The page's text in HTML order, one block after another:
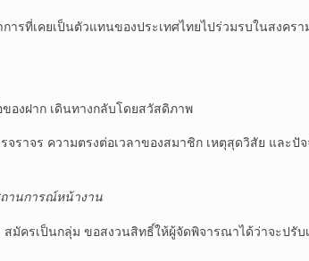
รที่เคยเป็นตัวแทนของประเทศไทยไปร่วมรบในสงครา
องฝาก เดินทางกลับโดยสวัสดิภาพ
ราจร ความตรงต่อเวลาของสมาชิก เหตุสุดวิสัย และปั
ถานการณ์หน้างาน
มัครเป็นกลุ่ม ขอสงวนสิทธิ์ให้ผู้จัดพิจารณาได้ว่าจะปรับ